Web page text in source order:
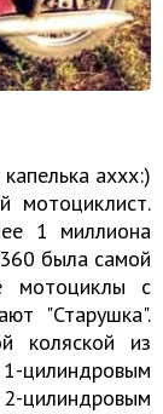
аххх:)
мотоциклист.
1 миллиона
была самой
мотоциклы с
"Старушка".
коляской из
цилиндровым